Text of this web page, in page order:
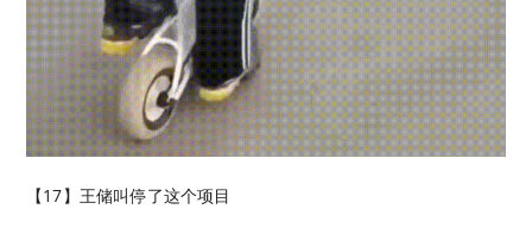
【17】王储叫停了这个项目